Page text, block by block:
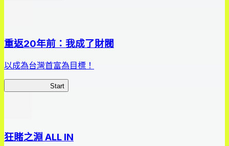
重返20年前：我成了財閥
以成為台灣首富為目標！
Start
狂賭之淵 ALL IN